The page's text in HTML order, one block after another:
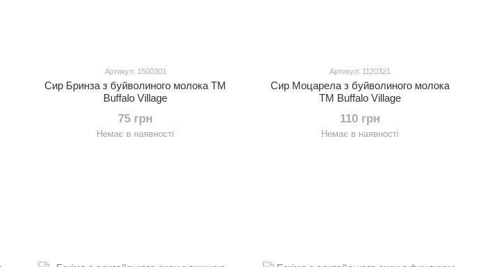
Артикул: 1500301
Сир Бринза з буйволиного молока ТМ
Buffalo Village
75 грн
Немає в наявності
Артикул: 1120321
Сир Моцарела з буйволиного молока
ТМ Buffalo Village
110 грн
Немає в наявності